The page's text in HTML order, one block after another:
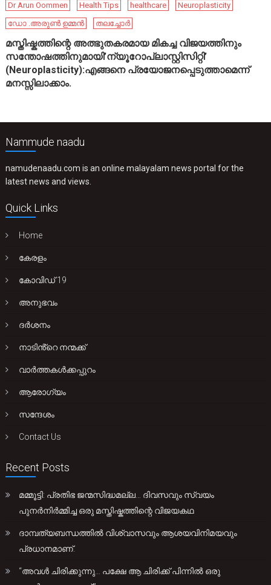
Dr Arun Oommen Health Tips healthcare
Neuroplasticity
ഡോ .അരുൺ ഉമ്മൻ
തലച്ചോർ
മസ്തിഷ്കത്തിന്റെ അത്ഭുതകരമായ മികച്ച വിജയത്തിനും
സന്തോഷത്തിനുമായി’ന്യൂറോപ്ലാസ്റ്റിസിറ്റി’
(Neuroplasticity):എങ്ങനെ പ്രയോജനപ്പെടുത്താമെന്ന്
മനസ്സിലാക്കാം.
Nammude naadu
namudenaadu.com is an online malayalam news portal for the
latest news and views.
Quick Links
Home
കേരളം
കോവിഡ് 19
അനുഭവം
ദർശനം
നാടിൻ്റെ നന്മക്ക്
വാർത്തകൾക്കപ്പുറം
ആരോഗ്യം
സന്ദേശം
Contact Us
Recent Posts
മമ്മൂട്ടി: പ്രതിഭ ജന്മസിദ്ധമല്ല… ദിവസവും സ്വയം
പുനർനിർമ്മിച്ച ഒരു മസ്തിഷ്കത്തിന്റെ വിജയകഥ
ദാമ്പത്യബന്ധത്തിൽ വിശ്വാസവും ആശയവിനിമയവും
പ്രധാനമാണ്.
“അവൾ ചിരിക്കുന്നു… പക്ഷേ ആ ചിരിക്ക് പിന്നിൽ ഒരു